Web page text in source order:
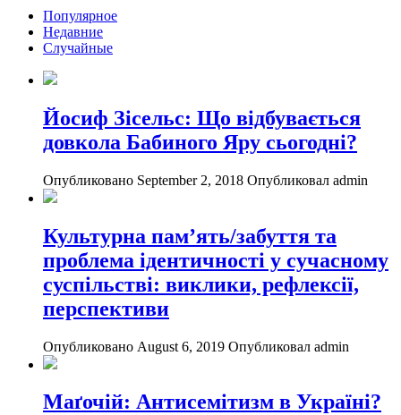
Популярное
Недавние
Случайные
Йосиф Зісельс: Що відбувається
довкола Бабиного Яру сьогодні?
Опубликовано September 2, 2018 Опубликовал admin
Культурна пам’ять/забуття та
проблема ідентичності у сучасному
суспільстві: виклики, рефлексії,
перспективи
Опубликовано August 6, 2019 Опубликовал admin
Маґочій: Антисемітизм в Україні?